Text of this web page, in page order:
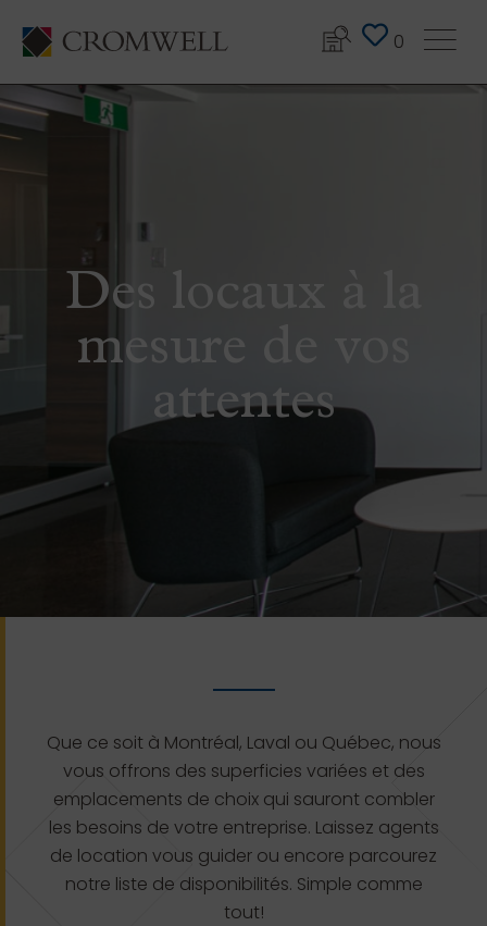
0
Des locaux à la
mesure de vos
attentes
Que ce soit à Montréal, Laval ou Québec, nous
vous offrons des superficies variées et des
emplacements de choix qui sauront combler
les besoins de votre entreprise. Laissez agents
de location vous guider ou encore parcourez
notre liste de disponibilités. Simple comme
tout!